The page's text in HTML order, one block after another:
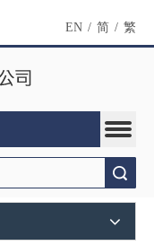
EN / 简 / 繁